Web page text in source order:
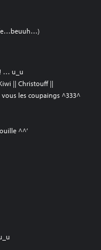
! … u_u
|| Christouff ||
vous les coupaings ^333^
^^’